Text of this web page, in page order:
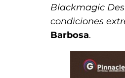
Blackmagic
condiciones
Barbosa.